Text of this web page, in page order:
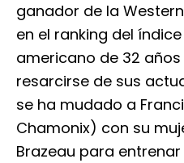
ganador de la
en el ranking del
americano de 32
resarcirse de sus
se ha mudado a
Chamonix) con su
Brazeau para